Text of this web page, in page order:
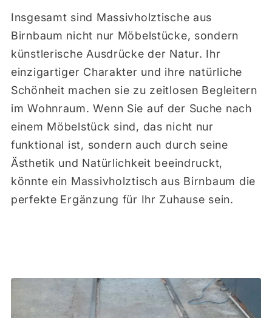
Insgesamt sind Massivholztische aus
Birnbaum nicht nur Möbelstücke, sondern
künstlerische Ausdrücke der Natur. Ihr
einzigartiger Charakter und ihre natürliche
Schönheit machen sie zu zeitlosen Begleitern
im Wohnraum. Wenn Sie auf der Suche nach
einem Möbelstück sind, das nicht nur
funktional ist, sondern auch durch seine
Ästhetik und Natürlichkeit beeindruckt,
könnte ein Massivholztisch aus Birnbaum die
perfekte Ergänzung für Ihr Zuhause sein.